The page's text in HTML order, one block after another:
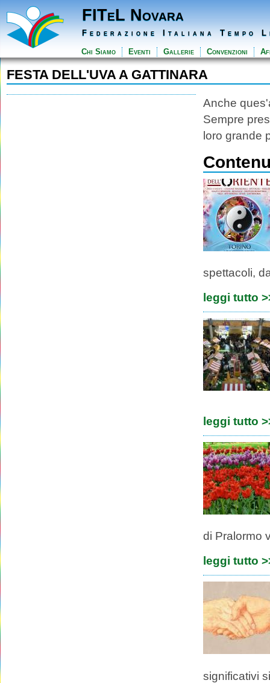
FITeL Novara
Federazione Italiana Tempo
Chi Siamo Eventi Gallerie Convenzioni
FESTA DELL'UVA A GATTINARA
Anche
Sempre
loro grande
spettacoli,
leggi tutto
leggi tutto
di Pralormo
leggi tutto
significativi